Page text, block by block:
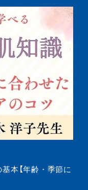
本【年齢・季節に